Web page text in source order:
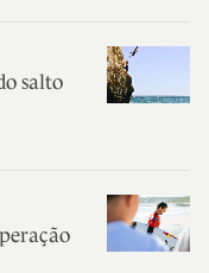
salto